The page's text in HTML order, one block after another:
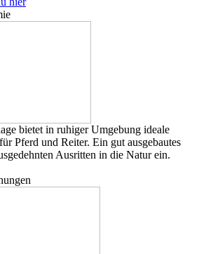
bietet in ruhiger Umgebung ideale
Pferd und Reiter. Ein gut ausgebautes
Ausritten in die Natur ein.